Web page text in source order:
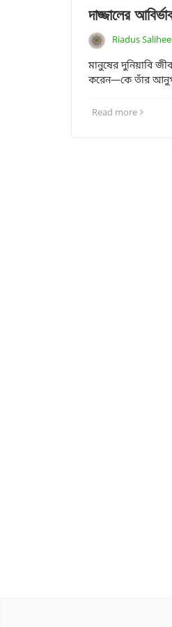
দাজ্জালের
Riadus
মানুষের দুনিয়াবি
করেন—কে তাঁর
Read more